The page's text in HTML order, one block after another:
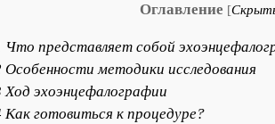
Оглавление [
Что представляет собой
Особенности методики исследования
Ход эхоэнцефалографии
Как готовиться к процедуре?